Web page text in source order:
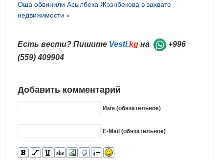
Оша обвинили Асылбека Жээнбекова в захвате
недвижимости »
Есть вести? Пишите Vesti.kg на
+996
(559) 409904
Добавить комментарий
Имя (обязательное)
E-Mail (обязательное)